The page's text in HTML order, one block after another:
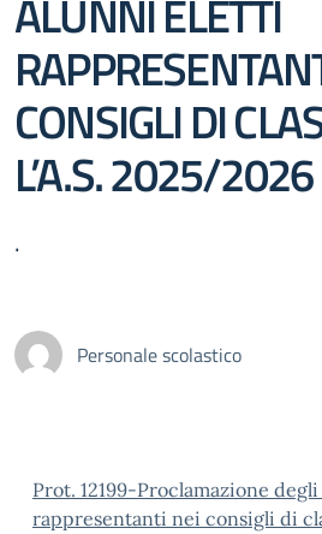
ALUNNI ELETTI
CONSIGLI DI
L’A.S. 2025/2026
.
Personale scolastico
Prot. 12199-Proclamazione
rappresentanti nei consigli di